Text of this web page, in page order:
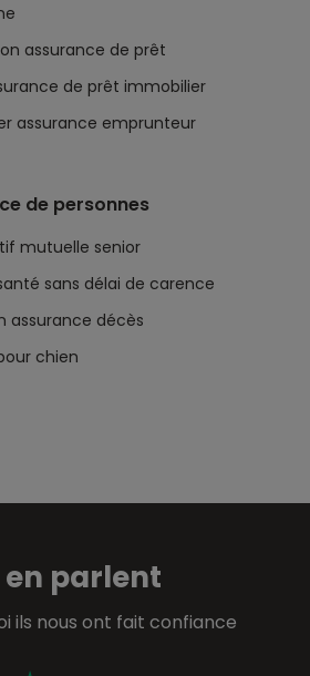
assurance de prêt
de prêt immobilier
assurance emprunteur
de personnes
mutuelle senior
sans délai de carence
assurance décès
chien
en parlent
ils nous ont fait confiance